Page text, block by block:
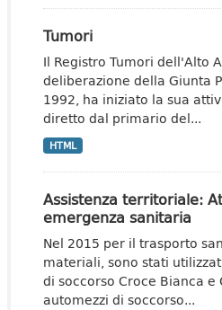
Tumori
Il Registro Tumori dell'Alto
deliberazione della Giunta
1992, ha iniziato la sua
diretto dal primario del...
HTML
Assistenza territoriale:
emergenza sanitaria
Nel 2015 per il trasporto
materiali, sono stati
di soccorso Croce Bianca e
automezzi di soccorso...